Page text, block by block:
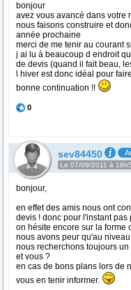
bonjour
avez vous avancé dans votre
nous faisons construire et
année prochaine
merci de me tenir au courant
j ai lu à beaucoup d endroit
de devis (quand il fait beau,
l hiver est donc idéal pour
bonne continuation !!
0
sev84450
Le 07/09/2011 à
bonjour,
en effet des amis nous ont
devis ! donc pour l'instant pas
on hésite encore sur la forme
nous avons peur qu'au
nous recherchons toujours
et vous ?
en cas de bons plans lors de
vous en tenir informer.